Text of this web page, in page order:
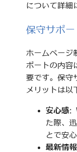
について詳細
保守サポ
ホームページ
ポートの内容
要です。保守
メリットは以
安心感:
た際、
とで安
最新情